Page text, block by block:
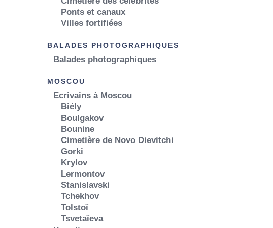
Ponts et canaux
Villes fortifiées
BALADES PHOTOGRAPHIQUES
Balades photographiques
MOSCOU
Ecrivains à Moscou
Biély
Boulgakov
Bounine
Cimetière de Novo Dievitchi
Gorki
Krylov
Lermontov
Stanislavski
Tchekhov
Tolstoï
Tsvetaïeva